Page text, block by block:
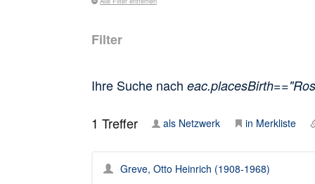
Filter
Ihre Suche nach
1 Treffer als Netzwerk in Merkliste
Greve, Otto Heinrich (1908-1968)